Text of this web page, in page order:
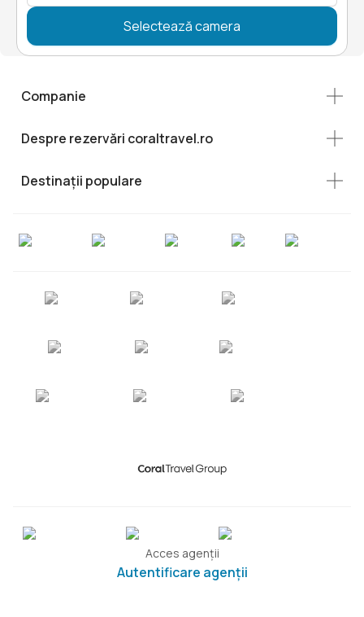
Selectează camera
Companie
Despre rezervări coraltravel.ro
Destinații populare
Acces agenții
Autentificare agenții